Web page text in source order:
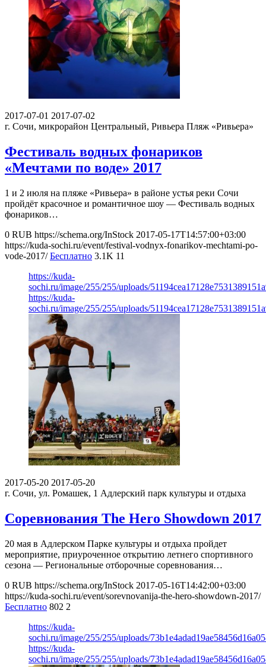
2017-07-01 2017-07-02
г. Сочи, микрорайон Центральный, Ривьера Пляж «Ривьера»
Фестиваль водных фонариков
«Мечтами по воде» 2017
1 и 2 июля на пляже «Ривьера» в районе устья реки Сочи
пройдёт красочное и романтичное шоу — Фестиваль водных
фонариков…
0 RUB https://schema.org/InStock 2017-05-17T14:57:00+03:00
https://kuda-sochi.ru/event/festival-vodnyx-fonarikov-mechtami-po-
vode-2017/ Бесплатно 3.1K 11
https://kuda-
sochi.ru/image/255/255/uploads/
https://kuda-
sochi.ru/image/255/255/uploads/
2017-05-20 2017-05-20
г. Сочи, ул. Ромашек, 1 Адлерский парк культуры и отдыха
Соревнования The Hero Showdown 2017
20 мая в Адлерском Парке культуры и отдыха пройдет
мероприятие, приуроченное открытию летнего спортивного
сезона — Региональные отборочные соревнования…
0 RUB https://schema.org/InStock 2017-05-16T14:42:00+03:00
https://kuda-sochi.ru/event/sorevnovanija-the-hero-showdown-2017/
Бесплатно 802 2
https://kuda-
sochi.ru/image/255/255/uploads/
https://kuda-
sochi.ru/image/255/255/uploads/